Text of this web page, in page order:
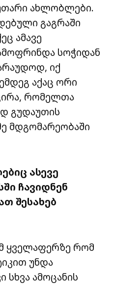
ახლობლები.
გაგრაში
ამავე
სოჭიდან
იქ
აქაც ორი
რომელთა
გუდაუთის
მდგომარეობაში
ასევე
ჩავიდნენ
შესახებ
ყველაფერზე რომ
უნდა
სხვა ამოცანის